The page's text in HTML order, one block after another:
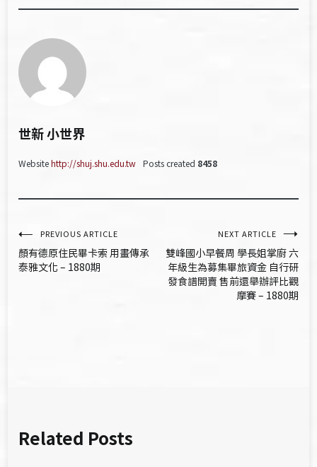
世新 小世界
Websitehttp://shuj.shu.edu.tw Posts created 8458
文
章
PREVIOUS ARTICLE
顏有德原住民畢卡索 用畫傳承
泰雅文化 – 1880期
NEXT ARTICLE
雙峰國小早餐周 學長姐掌廚 六
年級生為募集畢旅資金 自行研
發食譜開賣 售前還舉辦評比觀
摩賽 – 1880期
Related Posts